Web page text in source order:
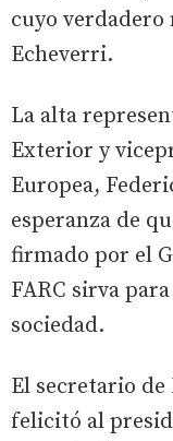
cuyo
Echeverri.
La alta
Exterior y
Europea,
esperanza de
firmado por el
FARC sirva
sociedad.
El secretario de
felicitó al